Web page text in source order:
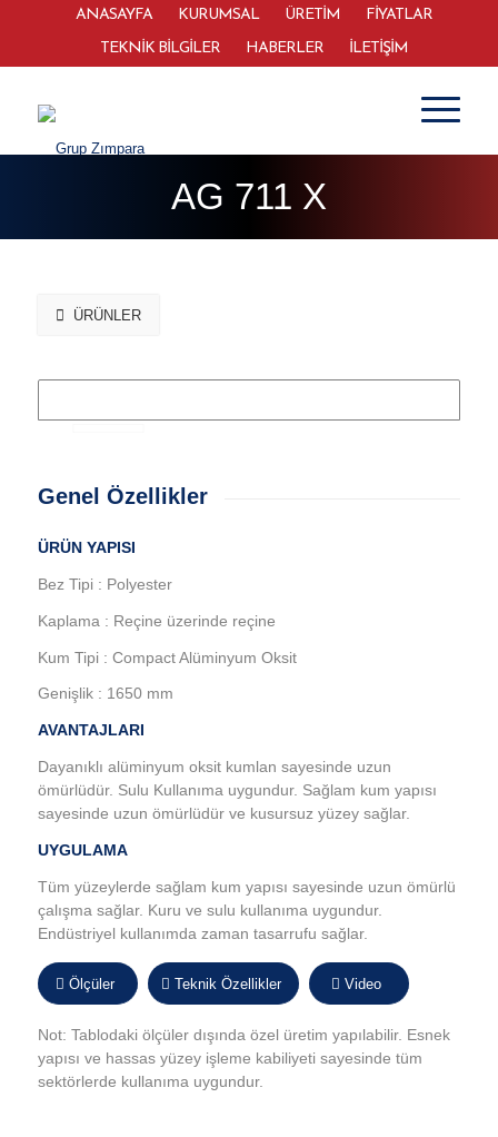
ANASAYFA KURUMSAL ÜRETİM
FİYATLAR
TEKNİK BİLGİLER
HABERLER İLETİŞİM
AG 711 X
ÜRÜNLER
Genel Özellikler
ÜRÜN YAPISI
Bez Tipi : Polyester
Kaplama : Reçine üzerinde reçine
Kum Tipi : Compact Alüminyum Oksit
Genişlik : 1650 mm
AVANTAJLARI
Dayanıklı alüminyum oksit kumlan sayesinde uzun
ömürlüdür. Sulu Kullanıma uygundur. Sağlam kum yapısı
sayesinde uzun ömürlüdür ve kusursuz yüzey sağlar.
UYGULAMA
Tüm yüzeylerde sağlam kum yapısı sayesinde uzun ömürlü
çalışma sağlar. Kuru ve sulu kullanıma uygundur.
Endüstriyel kullanımda zaman tasarrufu sağlar.
Ölçüler Teknik Özellikler Video
Not: Tablodaki ölçüler dışında özel üretim yapılabilir. Esnek
yapısı ve hassas yüzey işleme kabiliyeti sayesinde tüm
sektörlerde kullanıma uygundur.